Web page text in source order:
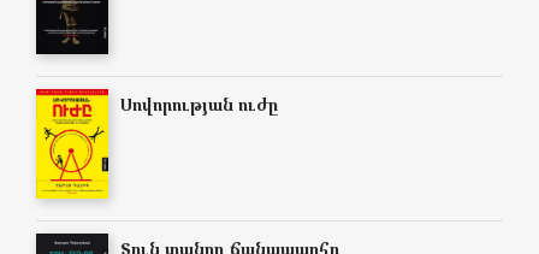
Սովորության ուժը
Տուն տանող ճանապարհը